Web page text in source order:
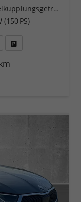
Doppelkupplungsgetriebe (DSG)
(150 PS)
PDF-Datei, Fahrzeugexposé